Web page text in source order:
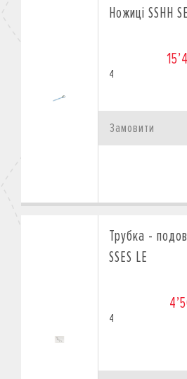
Ножиці SSHH SE
4
Замовити
Трубка -
SSES LE
4